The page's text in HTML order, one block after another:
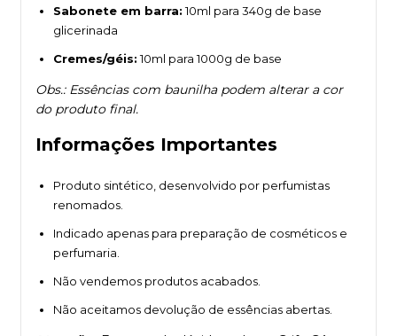
Sabonete em barra:10ml para 340g de base
glicerinada
Cremes/géis:10ml para 1000g de base
Obs.: Essências com baunilha podem alterar a cor
do produto final.
Informações Importantes
Produto sintético, desenvolvido por perfumistas
renomados.
Indicado apenas para preparação de cosméticos e
perfumaria.
Não vendemos produtos acabados.
Não aceitamos devolução de essências abertas.